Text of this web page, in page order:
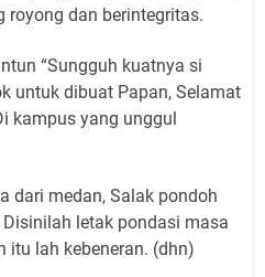
royong dan berintegritas.
“Sungguh kuatnya si
untuk dibuat Papan, Selamat
kampus yang unggul
dari medan, Salak pondoh
letak pondasi masa
itu lah kebeneran. (dhn)